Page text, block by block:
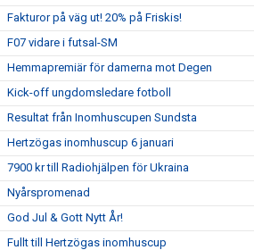
Fakturor på väg ut! 20% på Friskis!
F07 vidare i futsal-SM
Hemmapremiär för damerna mot Degen
Kick-off ungdomsledare fotboll
Resultat från Inomhuscupen Sundsta
Hertzögas inomhuscup 6 januari
7900 kr till Radiohjälpen för Ukraina
Nyårspromenad
God Jul & Gott Nytt År!
Fullt till Hertzögas inomhuscup